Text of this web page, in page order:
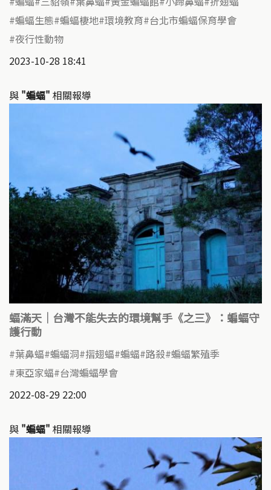
蝙蝠生態 蝙蝠棲地 環境教育 台北市蝙蝠保育學會
夜行性動物
2023-10-28 18:41
與 "蝙蝠" 相關報導
蝠滿天｜台灣不能失去的環境幫手《之三》：蝙蝠守
護行動
葉鼻蝠 蝙蝠洞 摺翅蝠 蝙蝠 路殺 蝙蝠繁殖季
東亞家蝠 台灣蝙蝠學會
2022-08-29 22:00
與 "蝙蝠" 相關報導